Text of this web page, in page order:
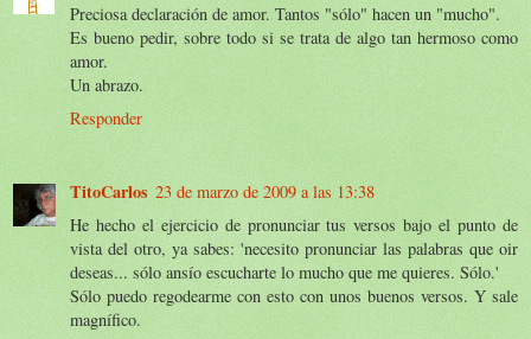
Preciosa declaración de amor. Tantos "sólo" hacen un "mucho".
Es bueno pedir, sobre todo si se trata de algo tan hermoso como
amor.
Un abrazo.
Responder
TitoCarlos 23 de marzo de 2009 a las 13:38
He hecho el ejercicio de pronunciar tus versos bajo el punto de
vista del otro, ya sabes: 'necesito pronunciar las palabras que oir
deseas... sólo ansío escucharte lo mucho que me quieres. Sólo.'
Sólo puedo regodearme con esto con unos buenos versos. Y sale
magnífico.